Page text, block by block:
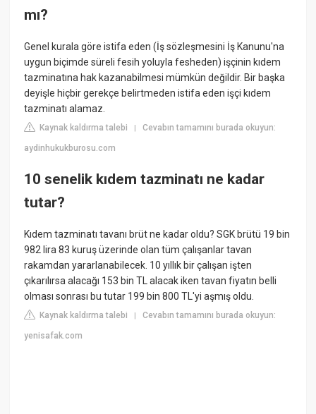
mı?
Genel kurala göre istifa eden (İş sözleşmesini İş Kanunu'na
uygun biçimde süreli fesih yoluyla fesheden) işçinin kıdem
tazminatına hak kazanabilmesi mümkün değildir. Bir başka
deyişle hiçbir gerekçe belirtmeden istifa eden işçi kıdem
tazminatı alamaz.
Kaynak kaldırma talebi |Cevabın tamamını burada okuyun:
aydinhukukburosu.com
10 senelik kıdem tazminatı ne kadar
tutar?
Kıdem tazminatı tavanı brüt ne kadar oldu? SGK brütü 19 bin
982 lira 83 kuruş üzerinde olan tüm çalışanlar tavan
rakamdan yararlanabilecek. 10 yıllık bir çalışan işten
çıkarılırsa alacağı 153 bin TL alacak iken tavan fiyatın belli
olması sonrası bu tutar 199 bin 800 TL'yi aşmış oldu.
Kaynak kaldırma talebi |Cevabın tamamını burada okuyun:
yenisafak.com